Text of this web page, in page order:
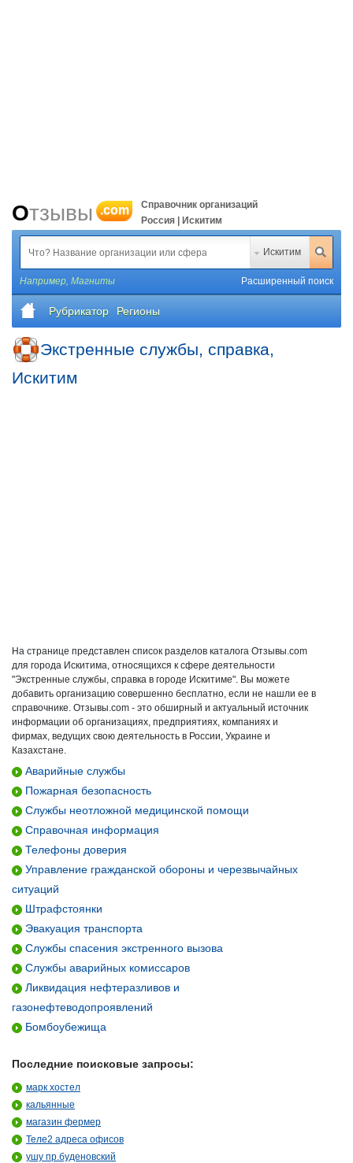
Отзывы .com
Справочник организаций
Россия | Искитим
Искитим
Например, Магниты Расширенный поиск
Рубрикатор Регионы
Экстренные службы, справка,
Искитим
На странице представлен список разделов каталога Отзывы.com
для города Искитима, относящихся к сфере деятельности
"Экстренные службы, справка в городе Искитиме". Вы можете
добавить организацию совершенно бесплатно, если не нашли ее в
справочнике. Отзывы.com - это обширный и актуальный источник
информации об организациях, предприятиях, компаниях и
фирмах, ведущих свою деятельность в России, Украине и
Казахстане.
Аварийные службы
Пожарная безопасность
Службы неотложной медицинской помощи
Справочная информация
Телефоны доверия
Управление гражданской обороны и черезвычайных
ситуаций
Штрафстоянки
Эвакуация транспорта
Службы спасения экстренного вызова
Службы аварийных комиссаров
Ликвидация нефтеразливов и
газонефтеводопроявлений
Бомбоубежища
Последние поисковые запросы:
марк хостел
кальянные
магазин фермер
Теле2 адреса офисов
ушу пр.буденовский